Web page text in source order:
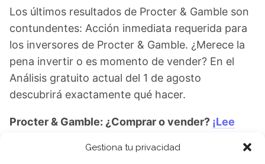
Gestiona tu privacidad
Los últimos resultados de Procter & Gamble son
contundentes: Acción inmediata requerida para
los inversores de Procter & Gamble. ¿Merece la
pena invertir o es momento de vender? En el
Análisis gratuito actual del 1 de agosto
descubrirá exactamente qué hacer.
Procter & Gamble: ¿Comprar o vender? ¡Lee